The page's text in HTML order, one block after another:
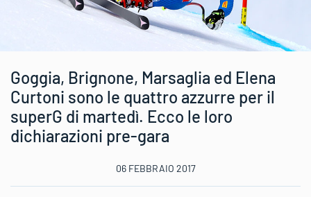
Goggia, Brignone, Marsaglia ed Elena
Curtoni sono le quattro azzurre per il
superG di martedì. Ecco le loro
dichiarazioni pre-gara
06 FEBBRAIO 2017